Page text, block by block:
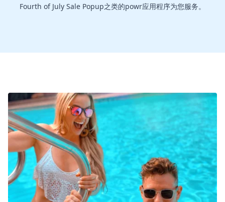
Fourth of July Sale Popup之类的powr应用程序为您服务。